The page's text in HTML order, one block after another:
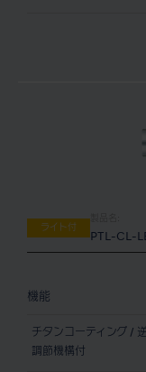
ライト付
PTL-CL-
機能
チタンコーティング /
調節機構付